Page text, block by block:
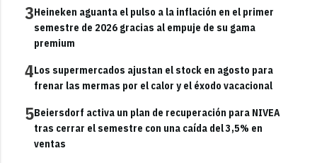
3Heineken aguanta el pulso a la inflación en el primer
semestre de 2026 gracias al empuje de su gama
premium
4Los supermercados ajustan el stock en agosto para
frenar las mermas por el calor y el éxodo vacacional
5Beiersdorf activa un plan de recuperación para NIVEA
tras cerrar el semestre con una caída del 3,5% en
ventas